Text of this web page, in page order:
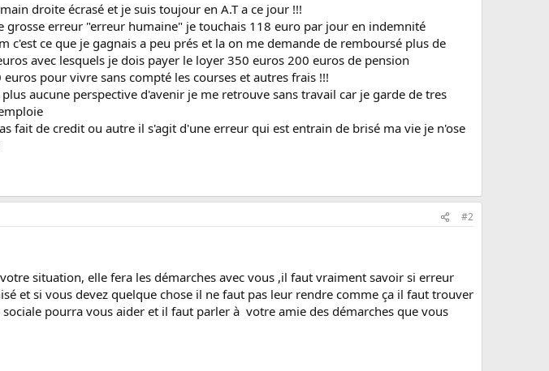
droite écrasé et je suis toujour en A.T a ce jour !!!
erreur "erreur humaine" je touchais 118 euro par jour en indemnité
ce que je gagnais a peu prés et la on me demande de remboursé plus de
avec lesquels je dois payer le loyer 350 euros 200 euros de pension
pour vivre sans compté les courses et autres frais !!!
aucune perspective d'avenir je me retrouve sans travail car je garde de tres
fait de credit ou autre il s'agit d'une erreur qui est entrain de brisé ma vie je n'ose
#2
situation, elle fera les démarches avec vous ,il faut vraiment savoir si erreur
et si vous devez quelque chose il ne faut pas leur rendre comme ça il faut trouver
pourra vous aider et il faut parler à votre amie des démarches que vous